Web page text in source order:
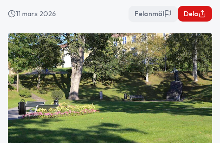
11 mars 2026 Felanmäl Dela